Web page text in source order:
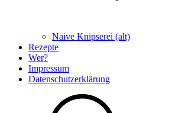
Naive Knipserei (alt)
Rezepte
Wer?
Impressum
Datenschutzerklärung